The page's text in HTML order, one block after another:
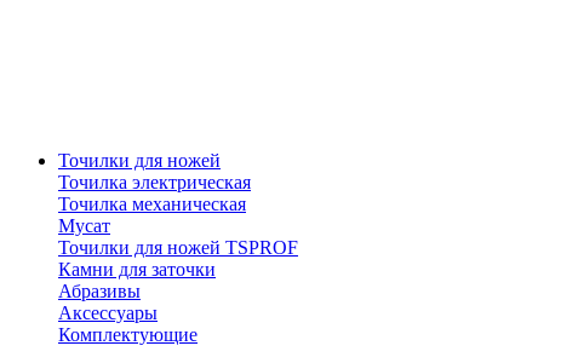
Точилки для ножей
Точилка электрическая
Точилка механическая
Мусат
Точилки для ножей TSPROF
Камни для заточки
Абразивы
Аксессуары
Комплектующие